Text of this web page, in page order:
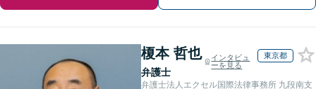
榎本 哲也
弁護士
インタビュ
ーを見る
東京都
弁護士法人エクセル国際法律事務所 九段南支